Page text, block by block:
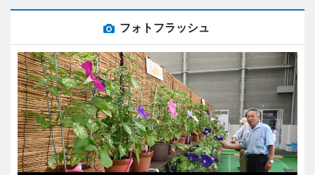
フォトフラッシュ